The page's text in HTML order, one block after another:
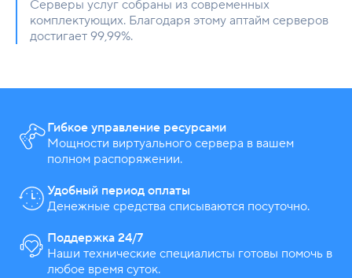
Серверы услуг собраны из современных
комплектующих. Благодаря этому аптайм серверов
достигает 99,99%.
Гибкое управление ресурсами
Мощности виртуального сервера в вашем
полном распоряжении.
Удобный период оплаты
Денежные средства списываются посуточно.
Поддержка 24/7
Наши технические специалисты готовы помочь в
любое время суток.